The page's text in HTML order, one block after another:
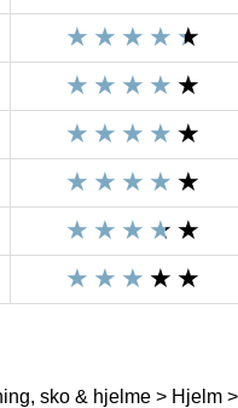
sko & hjelme > Hjelm